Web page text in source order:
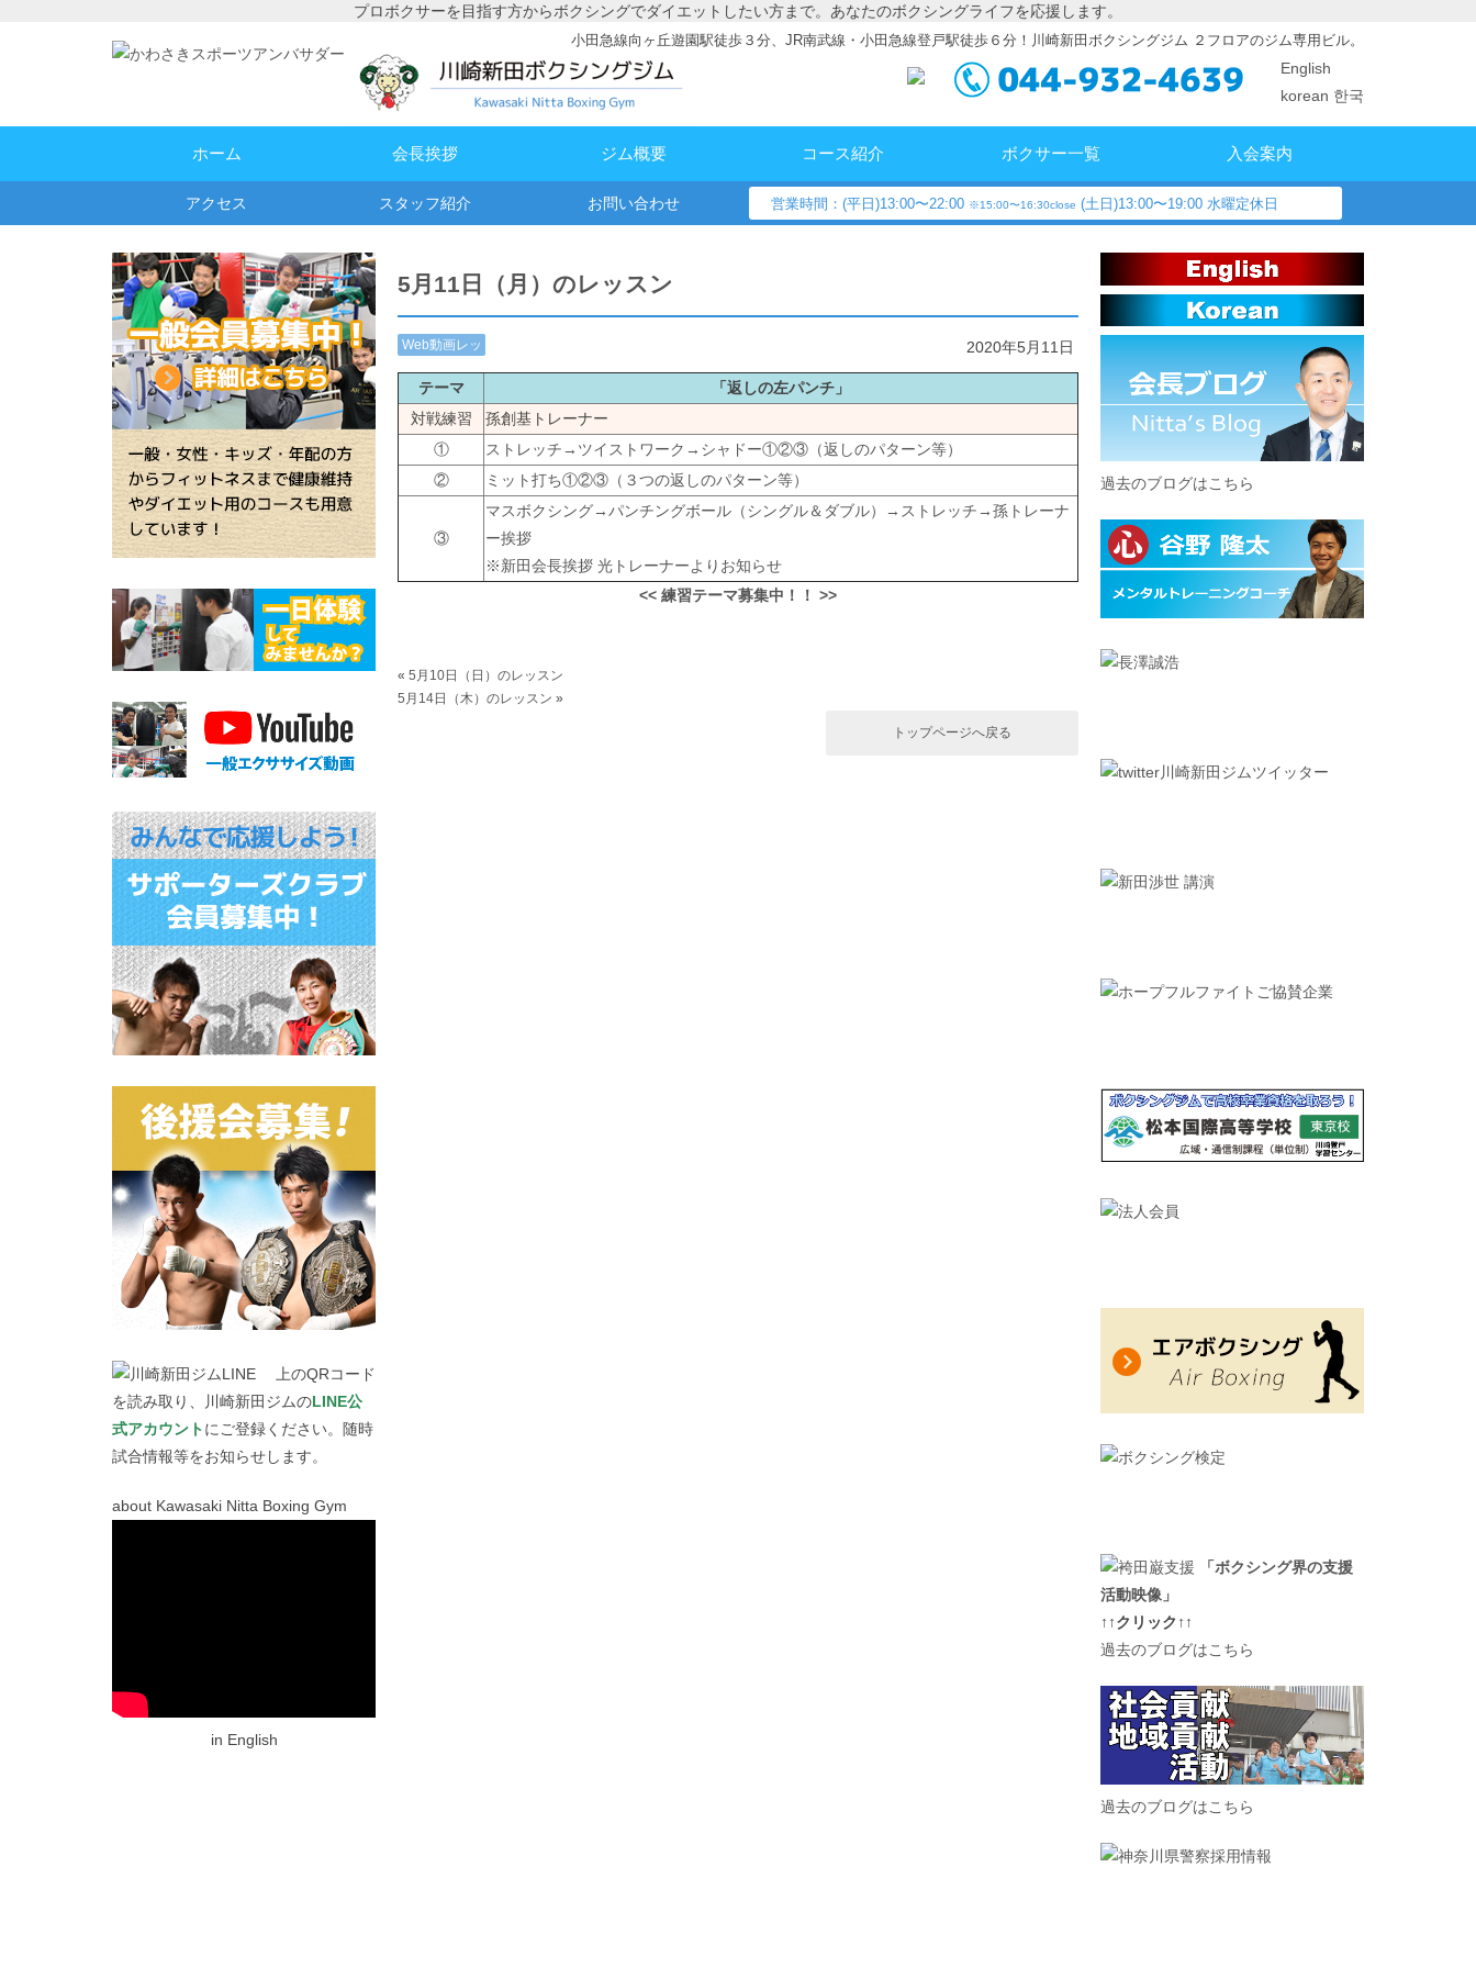
プロボクサーを目指す方からボクシングでダイエットしたい方まで。あなたのボクシングライフを応援します。
小田急線向ヶ丘遊園駅徒歩３分、JR南武線・小田急線登戸駅徒歩６分！川崎新田ボクシングジム ２フロアのジム専用ビル。
English
korean 한국
ホーム 会長挨拶 ジム概要 コース紹介 ボクサー一覧 入会案内
アクセス スタッフ紹介 お問い合わせ 営業時間：(平日)13:00〜22:00 ※15:00〜16:30close (土日)13:00〜19:00 水曜定休日
上のQRコード
を読み取り、川崎新田ジムのLINE公
式アカウントにご登録ください。随時
試合情報等をお知らせします。
about Kawasaki Nitta Boxing Gym
in English
5月11日（月）のレッスン
2020年5月11日
Web動画レッ
テーマ
「返しの左パンチ」
対戦練習
孫創基トレーナー
①
ストレッチ→ツイストワーク→シャドー①②③（返しのパターン等）
②
ミット打ち①②③（３つの返しのパターン等）
③
マスボクシング→パンチングボール（シングル＆ダブル）→ストレッチ→孫トレーナ
ー挨拶
※新田会長挨拶 光トレーナーよりお知らせ
<< 練習テーマ募集中！！ >>
« 5月10日（日）のレッスン
5月14日（木）のレッスン »
トップページへ戻る
過去のブログはこちら
「ボクシング界の支援
活動映像」
↑↑クリック↑↑
過去のブログはこちら
過去のブログはこちら